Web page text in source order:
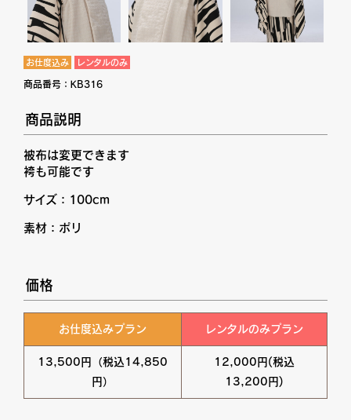
お仕度込み レンタルのみ
商品番号： KB316
商品説明
被布は変更できます
袴も可能です
サイズ：100cm
素材：ポリ
価格
お仕度込みプラン
13,500円（税込14,850
円）
レンタルのみプラン
12,000円(税込
13,200円)